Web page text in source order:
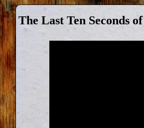
The Last Ten Seconds